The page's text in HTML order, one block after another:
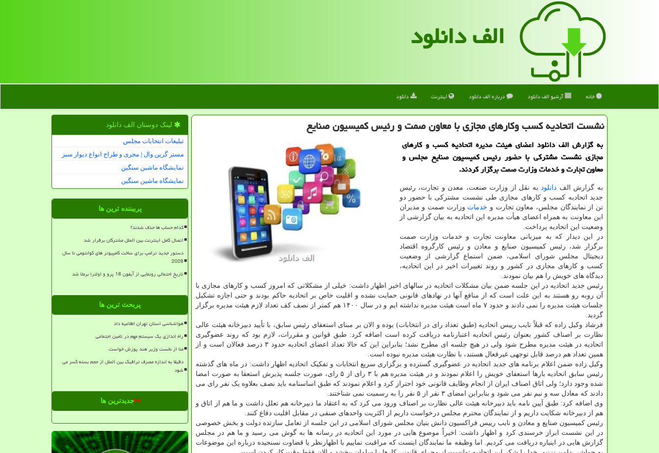
الف دانلود
خانه آرشیو الف دانلود درباره الف دانلود اینترنت دانلود
نشست اتحادیه کسب وکارهای مجازی با معاون صمت و رئیس کمیسیون صنایع
به گزارش الف دانلود اعضای هیئت مدیره اتحادیه کسب و کارهای
مجازی نشست مشترکی با حضور رئیس کمیسیون صنایع مجلس و
معاون تجارت و خدمات وزارت صمت برگزار کردند.
به گزارش الف دانلودبه نقل از وزارت صنعت، معدن و تجارت، رئیس
جدید اتحادیه کسب و کارهای مجازی طی نشست مشترکی با حضور دو
تن از نمایندگان مجلس، معاون تجارت و خدمات وزارت صمت و مدیران
این معاونت به همراه اعضای هیأت مدیره این اتحادیه به بیان گزارشی از
وضعیت این اتحادیه پرداخت.
در این دیدار که به میزبانی معاونت تجارت و خدمات وزارت صمت
برگزار شد، رئیس کمیسیون صنایع و معادن و رئیس کارگروه اقتصاد
دیجیتال مجلس شورای اسلامی، ضمن استماع گزارشی از وضعیت
کسب و کارهای مجازی در کشور و روند تغییرات اخیر در این اتحادیه،
دیدگاه های خویش را هم بیان نمودند.
رئیس جدید اتحادیه در این جلسه ضمن بیان مشکلات اتحادیه در سالهای اخیر اظهار داشت: خیلی از مشکلاتی که امروز کسب و کارهای مجازی با
آن روبه رو هستند به این علت است که از منافع آنها در نهادهای قانونی حمایت نشده و اقلیت خاص بر اتحادیه حاکم بودند و حتی اجازه تشکیل
جلسات هیئت مدیره را نمی دادند و حدود ۷ ماه است هیئت مدیره نداشته ایم و در سال ۱۴۰۰ هم کمتر از نصف کف تعداد لازم هیئت مدیره برگزار
گردید.
فرشاد وکیل زاده که قبلاً نایب رییس اتحادیه (طبق تعداد رای در انتخابات) بوده و الان بر مبنای استعفای رئیس سابق، با تأیید دبیرخانه هیئت عالی
نظارت بر اصناف کشور بعنوان رئیس اتحادیه اعتبارنامه دریافت کرده است اضافه کرد: طبق قوانین و مقررات، لازم بود که روند عضوگیری
اتحادیه در هیئت مدیره مطرح شود ولی در هیچ جلسه ای مطرح نشد؛ بنابراین این که حالا تعداد اعضای اتحادیه حدود ۳ درصد فعالان است و از
همین تعداد هم درصد قابل توجهی غیرفعال هستند، با نظارت هیئت مدیره نبوده است.
وکیل زاده ضمن اعلام برنامه های جدید اتحادیه در عضوگیری گسترده و برگزاری سریع انتخابات و تفکیک اتحادیه اظهار داشت: در ماه های گذشته
رئیس سابق اتحادیه بارها استعفای خویش را اعلام نمودند و در هیئت مدیره هم با ۳ رای از ۵ رای، صورت جلسه پذیرش استعفا به صورت امضا
شده وجود دارد؛ ولی اتاق اصناف ایران از انجام وظایف قانونی خود احتراز کرد و اعلام نمودند که طبق اساسنامه باید نصف بعلاوه یک نفر رای می
دادند که معادل سه و نیم نفر می شود و بنابراین امضای ۳ نفر از ۵ نفر را به رسمیت نمی شناختند.
وی اضافه کرد: طبق آیین نامه باید دبیرخانه هیئت عالی نظارت بر اصناف ورود می کرد که به اعتقاد ما دبیرخانه هم تعلل داشت و ما هم از اتاق و
هم از دبیرخانه شکایت داریم و از نمایندگان محترم مجلس درخواست داریم از اکثریت واحدهای صنفی در مقابل اقلیت دفاع کنند.
رئیس کمیسیون صنایع و معادن و نایب رییس فراکسیون دانش بنیان مجلس شورای اسلامی در این جلسه از تعامل سازنده دولت و بخش خصوصی
در این نشست ابراز خرسندی کرد و اظهار داشت: اخیراً موضوع هایی در مورد این اتحادیه در رسانه ها به گوش می رسید و ما هم در مجلس
گزارش هایی در اینباره دریافت می کردیم. اما وظیفه ما نمایندگان اینست که مراقبت نماییم با اظهارنظر یا قضاوت نسنجیده درباره این موضوعات
لینک دوستان الف دانلود
تبلیغات انتخابات مجلس
مستر گرین وال | مجری و طراح انواع دیوار سبز
نمایشگاه ماشین سنگین
نمایشگاه ماشین سنگین
پربیننده ترین ها
کدام حساب ها حذف شدند؟
اتصال کامل اینترنت بین الملل مشترکان برقرار شد
دستور جدید ترامپ برای ساخت کامپیوتر های کوانتومی تا سال
2028
تاریخ احتمالی رونمایی از آیفون 18 پرو و اولترا برملا شد
پربحث ترین ها
هواشناسی استان تهران اطلاعیه داد
راه اندازی یک سیستم مهم در تامین اجتماعی
متا از نخست وزیر هند پوزش خواست
دقیقا به اندازه مصرف ترافیک بین الملل از حجم بسته کسر می
شود
جدیدترین ها